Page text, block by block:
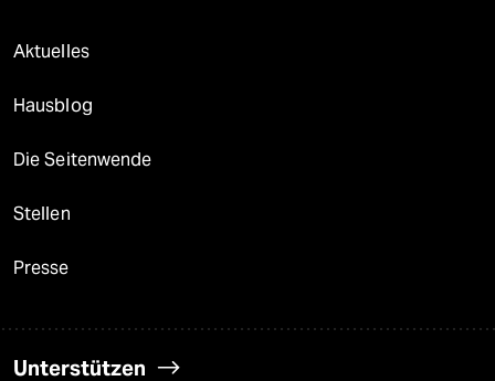
Aktuelles
Hausblog
Die Seitenwende
Stellen
Presse
Unterstützen